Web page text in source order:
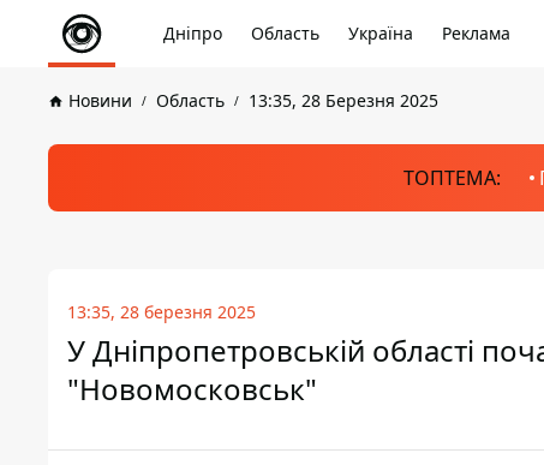
Дніпро Область Україна Реклама
Новини Область 13:35, 28 Березня 2025
ТОПТЕМА:
13:35, 28 березня 2025
У Дніпропетровській області
"Новомосковськ"